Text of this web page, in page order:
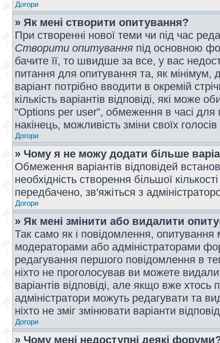
Догори
» Як мені створити опитування?
При створенні нової теми чи під час
Створити опитування під основною
бачите її, то швидше за все, у вас
питання для опитування та, як мінімум,
варіант потрібно вводити в окремій
кількість варіантів відповіді, які може
“Options per user”, обмеження в часі для
накінець, можливість зміни своїх
Догори
» Чому я не можу додати більше
Обмеження варіантів відповідей
необхідність створення більшої
передбачено, зв'яжіться з
Догори
» Як мені змінити або видалити
Так само як і повідомлення,
модераторами або адміністраторами
редагування першого повідомлення в
ніхто не проголосував ви можете
варіантів відповіді, але якщо вже
адміністратори можуть редагувати та
ніхто не зміг змінювати варіанти
Догори
» Чому мені недоступні деякі